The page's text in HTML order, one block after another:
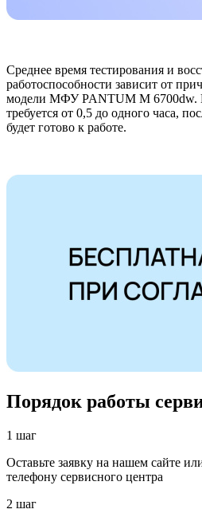
Среднее время тестирования и
работоспособности зависит от
модели МФУ PANTUM M 6700dw.
требуется от 0,5 до одного часа,
будет готово к работе.
Порядок работы
1 шаг
Оставьте заявку на нашем сайте
телефону сервисного центра
2 шаг